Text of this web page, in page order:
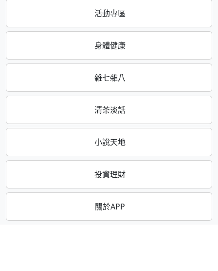
活動專區
身體健康
雜七雜八
清茶淡話
小說天地
投資理財
關於APP